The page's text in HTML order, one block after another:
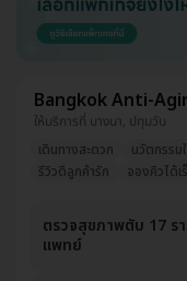
Bangkok Anti-
ให้บริการที่ บางนา, ปทุมวัน
เดินทางสะดวก
นวัตกรรม
รีวิวดีลูกค้ารัก
จองคิวได้เ
ตรวจสุขภาพตับ 17 ร
แพทย์